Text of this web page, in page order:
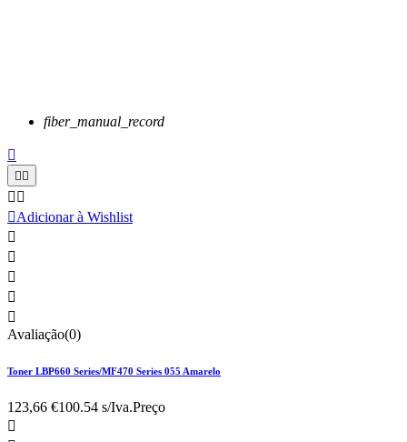
fiber_manual_record


 
Adicionar à Wishlist





Avaliação(0)
Toner LBP660 Series/MF470 Series 055 Amarelo
123,66 €100.54 s/Iva.Preço
